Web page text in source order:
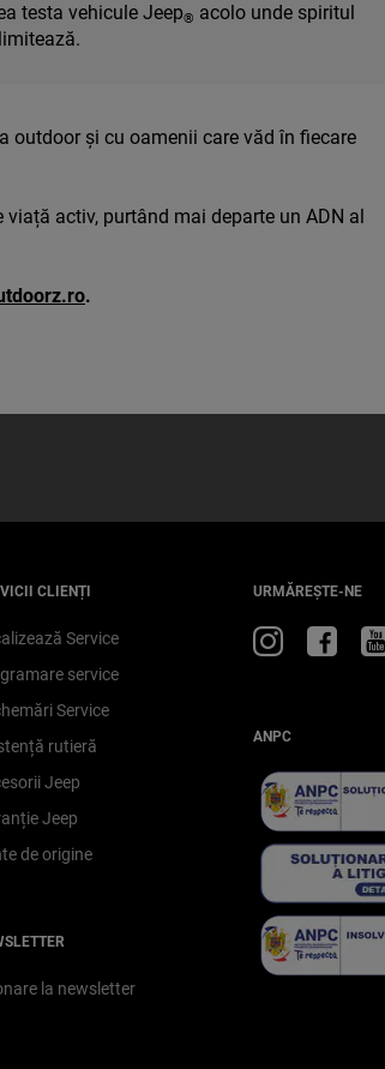
testa vehicule Jeep® acolo unde spiritul
outdoor și cu oamenii care văd în fiecare
activ, purtând mai departe un ADN al
.
CLIENȚI
Service
service
Service
rutieră
Jeep
Jeep
de origine
la newsletter
URMĂREȘTE-NE
Vizitați
ANPC